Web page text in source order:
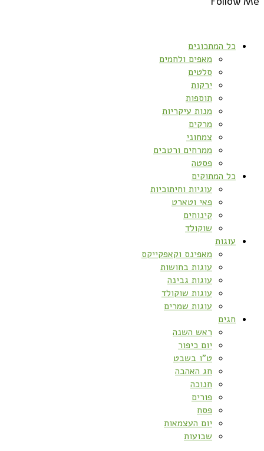
כל המתכונים
מאפים ולחמים
סלטים
ירקות
תוספות
מנות עיקריות
מרקים
צמחוני
ממרחים ורטבים
פסטה
כל המתוקים
עוגיות וחיתוכיות
פאי וטארט
קינוחים
שוקולד
עוגות
מאפינס וקאפקייקס
עוגות בחושות
עוגות גבינה
עוגות שוקולד
עוגות שמרים
חגים
ראש השנה
יום כיפור
ט”ו בשבט
חג האהבה
חנוכה
פורים
פסח
יום העצמאות
שבועות